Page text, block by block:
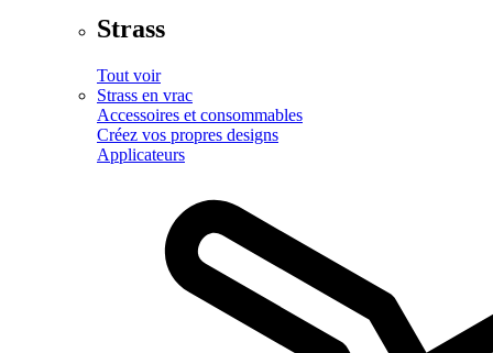
Strass
Tout voir
Strass en vrac
Accessoires et consommables
Créez vos propres designs
Applicateurs